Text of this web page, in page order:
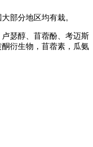
部分地区均有栽。
卢瑟醇、苜蓿酚、考迈斯
衍生物，苜蓿素，瓜氨